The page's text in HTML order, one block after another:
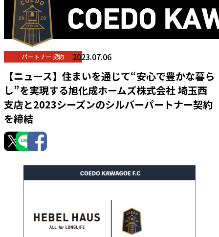
パートナー契約 2023.07.06
【ニュース】住まいを通じて“安心で豊かな暮ら
し”を実現する旭化成ホームズ株式会社 埼玉西
支店と2023シーズンのシルバーパートナー契約
を締結